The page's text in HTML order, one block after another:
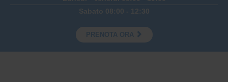
Sabato 08:00 - 12:30
PRENOTA ORA 